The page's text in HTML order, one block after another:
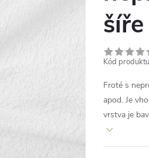
Kód
Froté s
apod. Je
vrstva je